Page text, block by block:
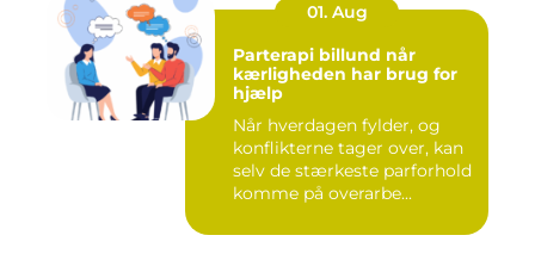
01. Aug
Parterapi billund når
kærligheden har brug for
hjælp
Når hverdagen fylder, og
konflikterne tager over, kan
selv de stærkeste parforhold
komme på overarbe...